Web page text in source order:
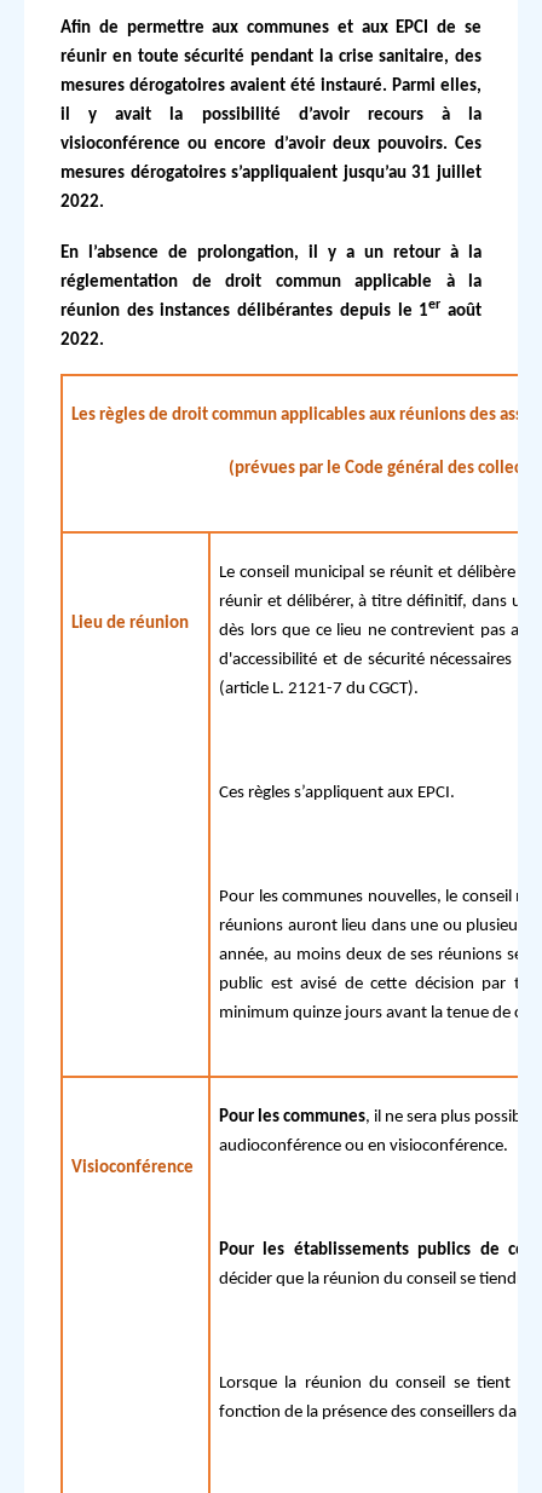
Afin de permettre aux communes et aux EPCI de se
réunir en toute sécurité pendant la crise sanitaire, des
mesures dérogatoires avaient été instauré. Parmi elles,
il y avait la possibilité d’avoir recours à la
visioconférence ou encore d’avoir deux pouvoirs. Ces
mesures dérogatoires s’appliquaient jusqu’au 31 juillet
2022.
En l’absence de prolongation, il y a un retour à la
réglementation de droit commun applicable à la
réunion des instances délibérantes depuis le 1er août
2022.
Les règles de droit commun applicables aux réunions des
(prévues par le Code général des
Lieu de réunion
Le conseil municipal se réunit et délibère
réunir et délibérer, à titre définitif, dans un
dès lors que ce lieu ne contrevient pas
d'accessibilité et de sécurité nécessaires
(article L. 2121-7 du CGCT).
Ces règles s’appliquent aux EPCI.
Pour les communes nouvelles, le conseil
réunions auront lieu dans une ou plusieurs
année, au moins deux de ses réunions se
public est avisé de cette décision par
minimum quinze jours avant la tenue de
Visioconférence
Pour les communes, il ne sera plus
audioconférence ou en visioconférence.
Pour les établissements publics de
décider que la réunion du conseil se tiendra
Lorsque la réunion du conseil se tient
fonction de la présence des conseillers